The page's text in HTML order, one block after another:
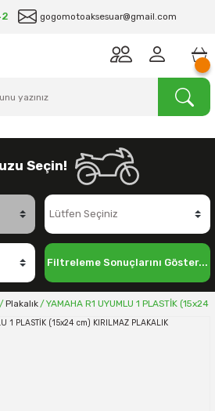
gogomotoaksesuar@gmail.com
Seçin!
Filtreleme Sonuçlarını Göster...
Plakalık YAMAHA R1 UYUMLU 1 PLASTİK (15x24